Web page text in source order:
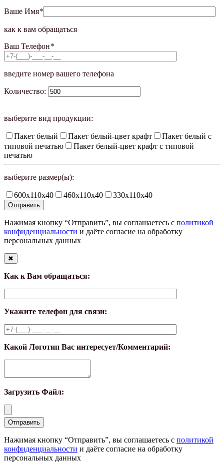
Ваше Имя*
как к вам обращаться
Ваш Телефон*
введите номер вашего телефона
Количество:
выберите вид продукции:
Пакет белый Пакет белый-цвет крафт
Пакет белый с
типовой печатью
Пакет белый-цвет крафт с типовой
печатью
выберите размер(ы):
600х110х40 460х110х40 330х110х40
Нажимая кнопку “Отправить”, вы соглашаетесь с политикой
конфиденциальности и даёте согласие на обработку
персональных данных
✖
Как к Вам обращаться:
Укажите телефон для связи:
Какой Логотип Вас интересует/Комментарий:
Загрузить Файл:
Нажимая кнопку “Отправить”, вы соглашаетесь с политикой
конфиденциальности и даёте согласие на обработку
персональных данных